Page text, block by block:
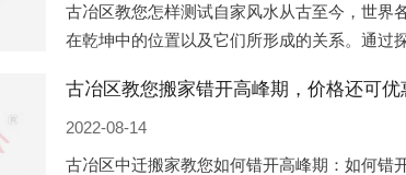
古冶区教您怎样测试自家风水从古至今，世界
在乾坤中的位置以及它们所形成的关系。通过
同住宅中的人，其一生中的财
古冶区教您搬家错开高峰期，价格还可优
2022-08-14
古冶区中迁搬家教您如何错开高峰期：如何错